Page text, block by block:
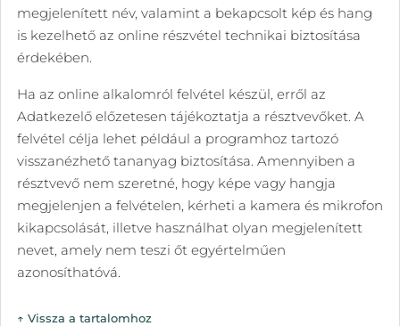
megjelenített név, valamint a bekapcsolt kép és hang
is kezelhető az online részvétel technikai biztosítása
érdekében.
Ha az online alkalomról felvétel készül, erről az
Adatkezelő előzetesen tájékoztatja a résztvevőket. A
felvétel célja lehet például a programhoz tartozó
visszanézhető tananyag biztosítása. Amennyiben a
résztvevő nem szeretné, hogy képe vagy hangja
megjelenjen a felvételen, kérheti a kamera és mikrofon
kikapcsolását, illetve használhat olyan megjelenített
nevet, amely nem teszi őt egyértelműen
azonosíthatóvá.
↑ Vissza a tartalomhoz